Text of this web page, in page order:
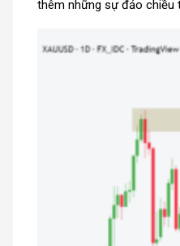
thêm những sự đảo chiều